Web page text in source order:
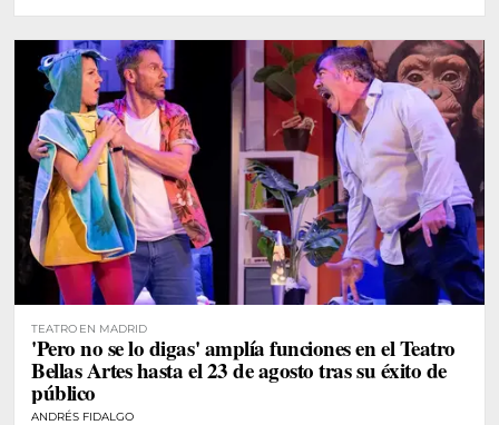
TEATRO EN MADRID
'Pero no se lo digas' amplía funciones en el Teatro
Bellas Artes hasta el 23 de agosto tras su éxito de
público
ANDRÉS FIDALGO